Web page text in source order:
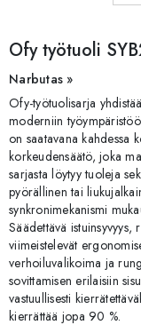
Ofy työtuoli
Narbutas »
Ofy-työtuolisarja
moderniin
on saatavana kahdessa
korkeudensäätö, joka
sarjasta löytyy tuoleja
pyörällinen tai
synkronimekanismi
Säädettävä istuinsyvyys,
viimeistelevät
verhoiluvalikoima ja
sovittamisen erilaisiin
vastuullisesti
kierrättää jopa 90 %.